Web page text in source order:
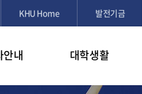
KHU Home 발전기금
안내 대학생활